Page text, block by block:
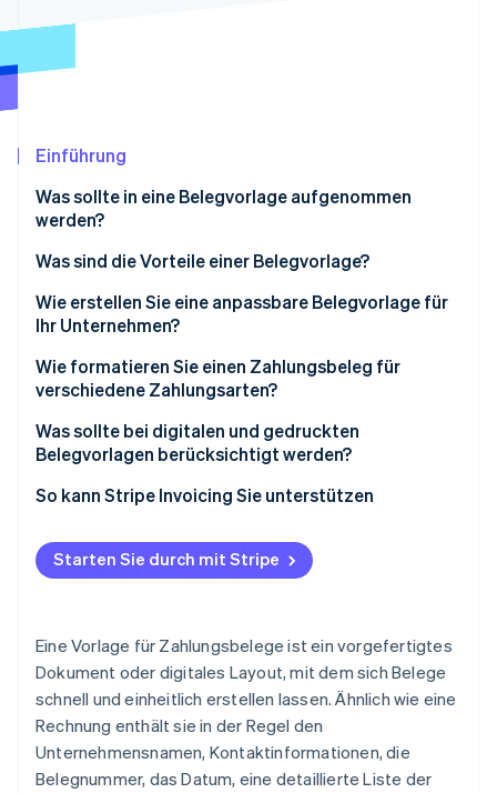
Identity
Online-Identitätsprüfung
Stripe-Sessions 2026
Erfahren Sie, wie Stripe Lösungen für die
Einführung
Was sollte in eine Belegvorlage aufgenommen
werden?
Was sind die Vorteile einer Belegvorlage?
Wie erstellen Sie eine anpassbare Belegvorlage für
Ihr Unternehmen?
1. Entwerfen Sie das Layout
2. Passen Sie das Branding an
3. Automatisieren Sie das Hinzufügen der Details
mit Stripe
4. Testen und optimieren Sie
Wie formatieren Sie einen Zahlungsbeleg für
verschiedene Zahlungsarten?
Was sollte bei digitalen und gedruckten
Belegvorlagen berücksichtigt werden?
So kann Stripe Invoicing Sie unterstützen
Starten Sie durch mit Stripe
Eine Vorlage für Zahlungsbelege ist ein vorgefertigtes
Dokument oder digitales Layout, mit dem sich Belege
schnell und einheitlich erstellen lassen. Ähnlich wie eine
Rechnung enthält sie in der Regel den
Unternehmensnamen, Kontaktinformationen, die
Belegnummer, das Datum, eine detaillierte Liste der